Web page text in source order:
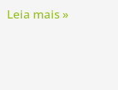
Leia mais »